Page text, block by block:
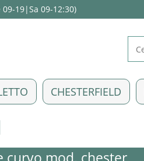
09-19|Sa 09-12:30)
CHESTERFIELD